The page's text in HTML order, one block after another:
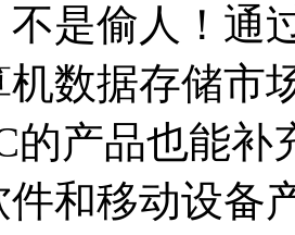
不是偷人！通
机数据存储市
的产品也能补
件和移动设备